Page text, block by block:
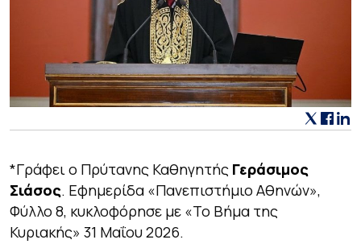
*Γράφει ο Πρύτανης Καθηγητής Γεράσιμος
Σιάσος. Εφημερίδα «Πανεπιστήμιο Αθηνών»,
Φύλλο 8, κυκλοφόρησε με «Το Βήμα της
Κυριακής» 31 Μαΐου 2026.